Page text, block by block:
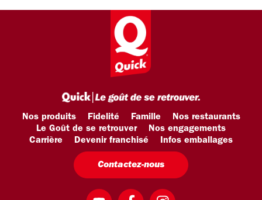
Nos produits Fidelité Famille
Nos restaurants
Le Goût de se retrouver
Nos engagements
Carrière
Devenir franchisé Infos emballages
Contactez-nous